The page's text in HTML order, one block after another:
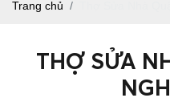
Trang chủ
THỢ SỬA